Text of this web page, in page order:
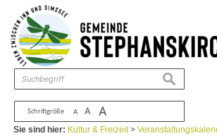
Zum Inhalt ,zur Navigation
Schriftgröße A A A
suchen
Sie sind hier: Kultur & Freizeit>